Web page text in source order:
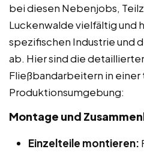
bei diesen Nebenjobs,
Luckenwalde vielfältig und
spezifischen Industrie und
ab. Hier sind die
Fließbandarbeitern in
Produktionsumgebung:
Montage und
Einzelteile montieren: